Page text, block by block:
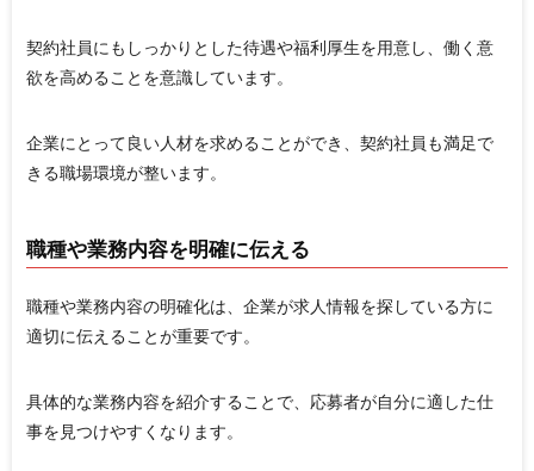
契約社員にもしっかりとした待遇や福利厚生を用意し、働く意
欲を高めることを意識しています。
企業にとって良い人材を求めることができ、契約社員も満足で
きる職場環境が整います。
職種や業務内容を明確に伝える
職種や業務内容の明確化は、企業が求人情報を探している方に
適切に伝えることが重要です。
具体的な業務内容を紹介することで、応募者が自分に適した仕
事を見つけやすくなります。